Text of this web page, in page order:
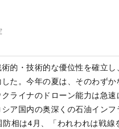
的・技術的な優位性を確立
た。今年の夏は、そのわず
ライナのドローン能力は急
ア国内の奥深くの石油イン
相は4月、「われわれは戦